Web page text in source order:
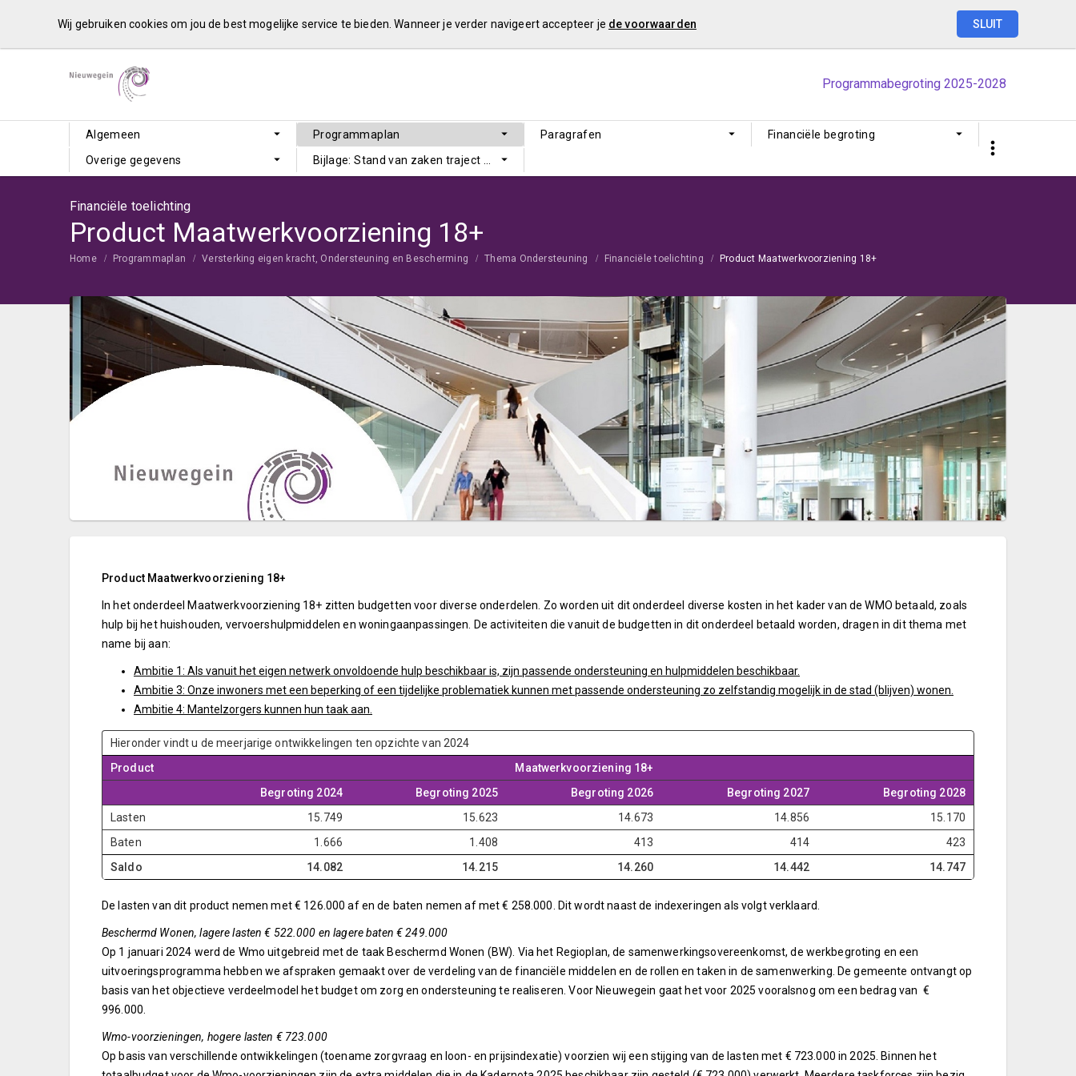
Wij gebruiken cookies om jou de best mogelijke service te bieden. Wanneer je verder navigeert accepteer je de voorwaarden SLUIT
Programmabegroting 2025-2028
Algemeen Programmaplan Paragrafen
Financiële begroting
Overige gegevens
Bijlage: Stand van zaken traject Sluitende Meerjarenbegroting
Financiële toelichting
Product Maatwerkvoorziening 18+
Home Programmaplan Versterking eigen kracht, Ondersteuning en Bescherming Thema Ondersteuning Financiële toelichting Product Maatwerkvoorziening 18+
Product Maatwerkvoorziening 18+
In het onderdeel Maatwerkvoorziening 18+ zitten budgetten voor diverse onderdelen. Zo worden uit dit onderdeel diverse kosten in het kader van de WMO betaald, zoals
hulp bij het huishouden, vervoershulpmiddelen en woningaanpassingen. De activiteiten die vanuit de budgetten in dit onderdeel betaald worden, dragen in dit thema met
name bij aan:
Ambitie 1: Als vanuit het eigen netwerk onvoldoende hulp beschikbaar is, zijn passende ondersteuning en hulpmiddelen beschikbaar.
Ambitie 3: Onze inwoners met een beperking of een tijdelijke problematiek kunnen met passende ondersteuning zo zelfstandig mogelijk in de stad (blijven) wonen.
Ambitie 4: Mantelzorgers kunnen hun taak aan.
Hieronder vindt u de meerjarige ontwikkelingen ten opzichte van 2024
Product
Maatwerkvoorziening 18+
Begroting 2024
Begroting 2025 Begroting 2026 Begroting 2027
Begroting 2028
Lasten
15.749 15.623 14.673 14.856
15.170
Baten
1.666 1.408 413 414
423
Saldo
14.082 14.215 14.260 14.442 14.747
De lasten van dit product nemen met € 126.000 af en de baten nemen af met € 258.000. Dit wordt naast de indexeringen als volgt verklaard.
Beschermd Wonen, lagere lasten € 522.000 en lagere baten € 249.000
Op 1 januari 2024 werd de Wmo uitgebreid met de taak Beschermd Wonen (BW). Via het Regioplan, de samenwerkingsovereenkomst, de werkbegroting en een
uitvoeringsprogramma hebben we afspraken gemaakt over de verdeling van de financiële middelen en de rollen en taken in de samenwerking. De gemeente ontvangt op
basis van het objectieve verdeelmodel het budget om zorg en ondersteuning te realiseren. Voor Nieuwegein gaat het voor 2025 vooralsnog om een bedrag van €
996.000.
Wmo-voorzieningen, hogere lasten € 723.000
Op basis van verschillende ontwikkelingen (toename zorgvraag en loon- en prijsindexatie) voorzien wij een stijging van de lasten met € 723.000 in 2025. Binnen het